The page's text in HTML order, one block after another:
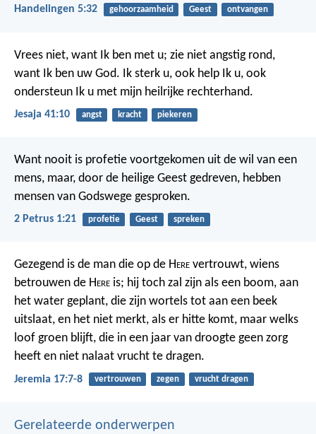
Handelingen 5:32 gehoorzaamheid Geest ontvangen
Vrees niet, want Ik ben met u; zie niet angstig rond,
want Ik ben uw God. Ik sterk u, ook help Ik u, ook
ondersteun Ik u met mijn heilrijke rechterhand.
Jesaja 41:10 angst kracht piekeren
Want nooit is profetie voortgekomen uit de wil van een
mens, maar, door de heilige Geest gedreven, hebben
mensen van Godswege gesproken.
2 Petrus 1:21 profetie Geest spreken
Gezegend is de man die op de Here vertrouwt, wiens
betrouwen de Here is; hij toch zal zijn als een boom, aan
het water geplant, die zijn wortels tot aan een beek
uitslaat, en het niet merkt, als er hitte komt, maar welks
loof groen blijft, die in een jaar van droogte geen zorg
heeft en niet nalaat vrucht te dragen.
Jeremia 17:7-8 vertrouwen zegen vrucht dragen
Gerelateerde onderwerpen